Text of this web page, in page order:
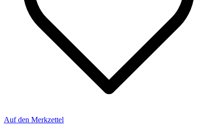
Auf den Merkzettel